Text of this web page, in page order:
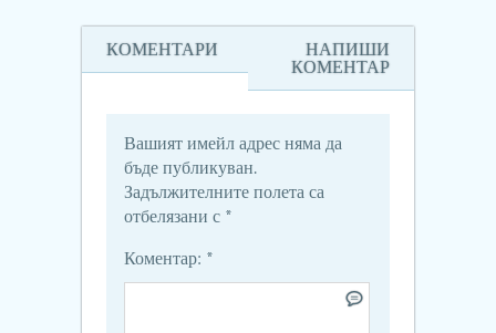
КОМЕНТАРИ
НАПИШИ
КОМЕНТАР
Вашият имейл адрес няма да
бъде публикуван.
Задължителните полета са
отбелязани с *
Коментар: *